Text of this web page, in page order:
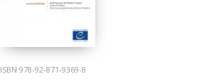
ISBN 978-92-871-9369-8